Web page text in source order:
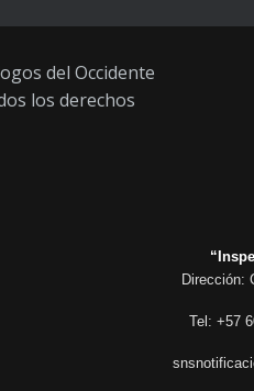
del Occidente
los derechos
Dirección:
Tel: +57